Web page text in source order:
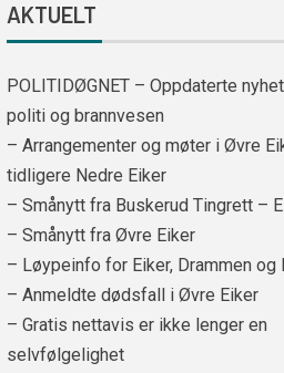
AKTUELT
POLITIDØGNET – Oppdaterte
politi og brannvesen
– Arrangementer og møter i Øvre
tidligere Nedre Eiker
– Smånytt fra Buskerud Tingrett –
– Smånytt fra Øvre Eiker
– Løypeinfo for Eiker, Drammen og
– Anmeldte dødsfall i Øvre Eiker
– Gratis nettavis er ikke lenger en
selvfølgelighet